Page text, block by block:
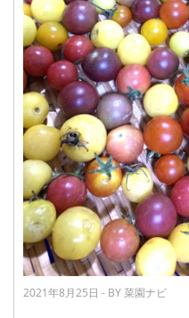
2021年8月25日 - BY 菜園ナビ